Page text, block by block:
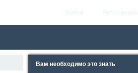
Вам необходимо это знать